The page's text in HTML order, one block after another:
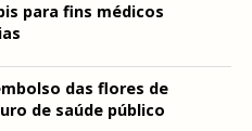
para fins médicos
das flores de
de saúde público